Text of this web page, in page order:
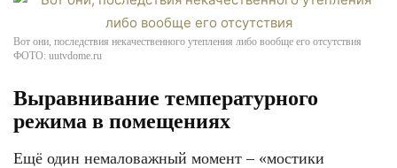
Вот они, последствия некачественного утепления либо вообще его отсутствия
ФОТО: uutvdome.ru
Выравнивание температурного
режима в помещениях
Ещё один немаловажный момент – «мостики